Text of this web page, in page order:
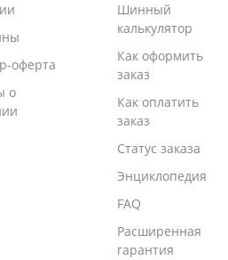
оферта
о
Шинный
калькулятор
Как оформить
заказ
Как оплатить
заказ
Статус заказа
Энциклопедия
FAQ
Расширенная
гарантия